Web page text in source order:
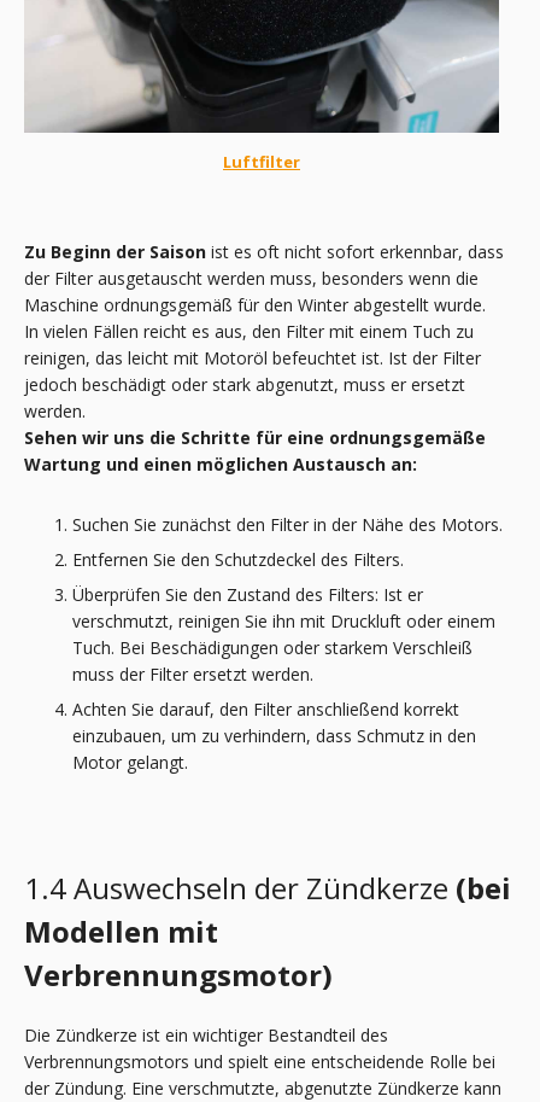
Luftfilter
Zu Beginn der Saison ist es oft nicht sofort erkennbar, dass
der Filter ausgetauscht werden muss, besonders wenn die
Maschine ordnungsgemäß für den Winter abgestellt wurde.
In vielen Fällen reicht es aus, den Filter mit einem Tuch zu
reinigen, das leicht mit Motoröl befeuchtet ist. Ist der Filter
jedoch beschädigt oder stark abgenutzt, muss er ersetzt
werden.
Sehen wir uns die Schritte für eine ordnungsgemäße
Wartung und einen möglichen Austausch an:
Suchen Sie zunächst den Filter in der Nähe des Motors.
Entfernen Sie den Schutzdeckel des Filters.
Überprüfen Sie den Zustand des Filters: Ist er
verschmutzt, reinigen Sie ihn mit Druckluft oder einem
Tuch. Bei Beschädigungen oder starkem Verschleiß
muss der Filter ersetzt werden.
Achten Sie darauf, den Filter anschließend korrekt
einzubauen, um zu verhindern, dass Schmutz in den
Motor gelangt.
1.4 Auswechseln der Zündkerze (bei
Modellen mit
Verbrennungsmotor)
Die Zündkerze ist ein wichtiger Bestandteil des
Verbrennungsmotors und spielt eine entscheidende Rolle bei
der Zündung. Eine verschmutzte, abgenutzte Zündkerze kann